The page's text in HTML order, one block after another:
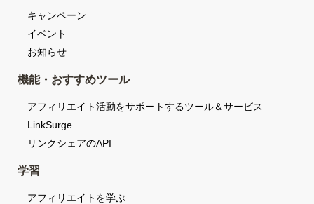
キャンペーン
イベント
お知らせ
機能・おすすめツール
アフィリエイト活動をサポートするツール＆サービス
LinkSurge
リンクシェアのAPI
学習
アフィリエイトを学ぶ